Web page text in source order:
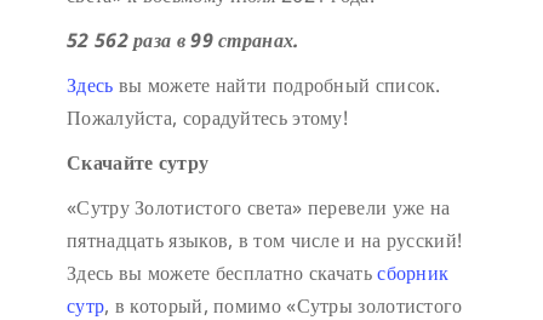
52 562 раза в 99 странах.
Здесь вы можете найти подробный список.
Пожалуйста, сорадуйтесь этому!
Скачайте сутру
«Сутру Золотистого света» перевели уже на
пятнадцать языков, в том числе и на русский!
Здесь вы можете бесплатно скачатьсборник
сутр, в который, помимо «Сутры золотистого